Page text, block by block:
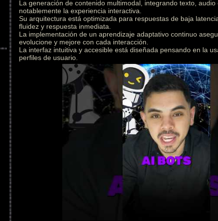
La generación de contenido multimodal, integrando texto,
notablemente la experiencia interactiva.
Su arquitectura está optimizada para respuestas de baja
fluidez y respuesta inmediata.
La implementación de un aprendizaje adaptativo continuo
evolucione y mejore con cada interacción.
La interfaz intuitiva y accesible está diseñada pensando en la
perfiles de usuario.